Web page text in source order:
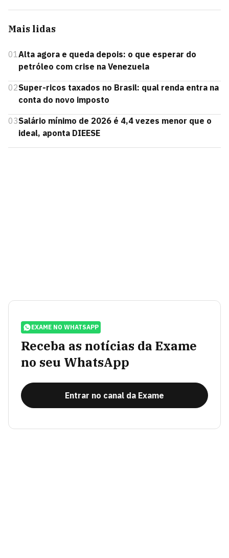
Mais lidas
01Alta agora e queda depois: o que esperar do
petróleo com crise na Venezuela
02Super-ricos taxados no Brasil: qual renda entra na
conta do novo imposto
03Salário mínimo de 2026 é 4,4 vezes menor que o
ideal, aponta DIEESE
EXAME NO WHATSAPP
Receba as notícias da Exame
no seu WhatsApp
Entrar no canal da Exame